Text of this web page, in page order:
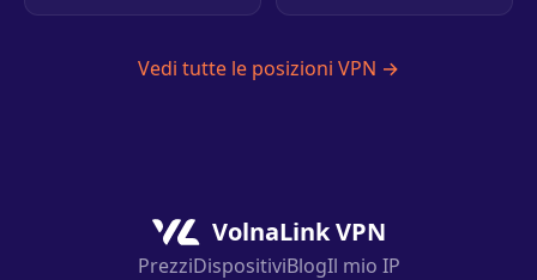
Vedi tutte le posizioni VPN →
VolnaLink VPN
PrezziDispositiviBlogIl mio IP